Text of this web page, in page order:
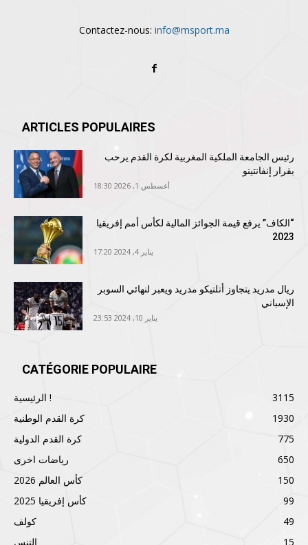
Contactez-nous: info@msport.ma
ARTICLES POPULAIRES
رئيس الجامعة الملكية المغربية لكرة القدم يرحب
بقرار إنفانتينو
أغسطس 1, 2026 18:30
“الكاف” يرفع قيمة الجوائز المالية لكأس أمم إفريقيا
2023
يناير 4, 2024 17:20
ريال مدريد يتجاوز أتلتيكو مدريد ويعبر لنهائي السوبر
الإسباني
يناير 10, 2024 23:53
CATÉGORIE POPULAIRE
الرئيسية !
3115
كرة القدم الوطنية
1930
كرة القدم الدولية
775
رياضات اخرى
650
كأس العالم 2026
150
كأس إفريقيا 2025
99
كولف
49
التنس
15